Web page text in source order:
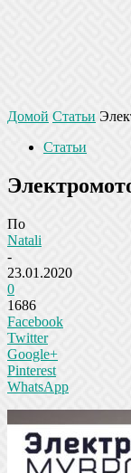
Домой Статьи
Статьи
По
Natali
-
23.01.2020
0
1686
Facebook
Twitter
Google+
Pinterest
WhatsApp